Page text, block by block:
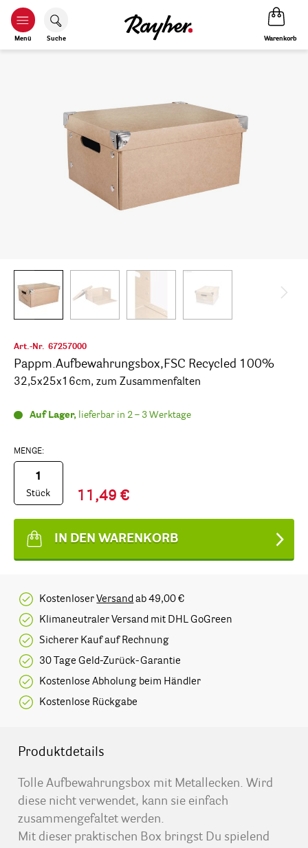
Menü Suche Warenkorb
Art.-Nr. 67257000
Pappm.Aufbewahrungsbox,FSC Recycled 100%
32,5x25x16cm, zum Zusammenfalten
Auf Lager, lieferbar in 2 – 3 Werktage
IN DEN WARENKORB
MENGE:
Stück 11,49 €
KostenloserVersand ab 49,00 €
Klimaneutraler Versand mit DHL GoGreen
Sicherer Kauf auf Rechnung
30 Tage Geld-Zurück-Garantie
Kostenlose Abholung beim Händler
Kostenlose Rückgabe
Produktdetails
Tolle Aufbewahrungsbox mit Metallecken. Wird
diese nicht verwendet, kann sie einfach
zusammengefaltet werden.
Mit dieser praktischen Box bringst Du spielend